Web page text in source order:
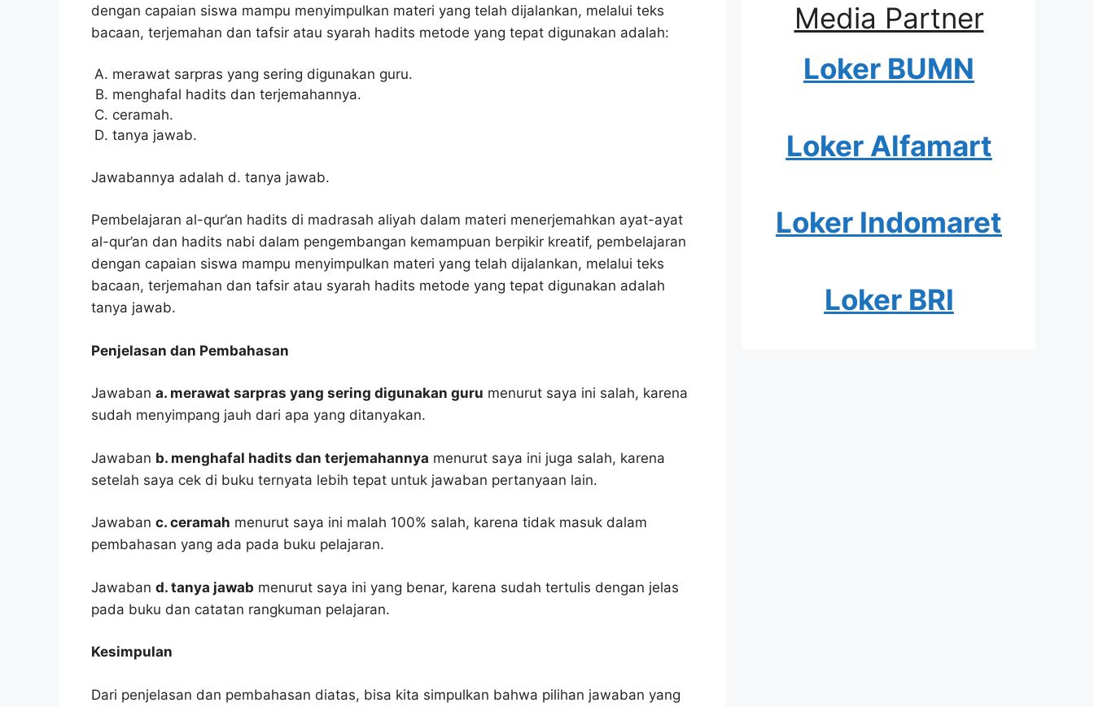
dengan capaian siswa mampu menyimpulkan materi yang telah dijalankan, melalui teks
bacaan, terjemahan dan tafsir atau syarah hadits metode yang tepat digunakan adalah:
merawat sarpras yang sering digunakan guru.
menghafal hadits dan terjemahannya.
ceramah.
tanya jawab.
Jawabannya adalah d. tanya jawab.
Pembelajaran al-qur’an hadits di madrasah aliyah dalam materi menerjemahkan ayat-ayat
al-qur’an dan hadits nabi dalam pengembangan kemampuan berpikir kreatif, pembelajaran
dengan capaian siswa mampu menyimpulkan materi yang telah dijalankan, melalui teks
bacaan, terjemahan dan tafsir atau syarah hadits metode yang tepat digunakan adalah
tanya jawab.
Penjelasan dan Pembahasan
Jawaban a. merawat sarpras yang sering digunakan guru menurut saya ini salah, karena
sudah menyimpang jauh dari apa yang ditanyakan.
Jawaban b. menghafal hadits dan terjemahannya menurut saya ini juga salah, karena
setelah saya cek di buku ternyata lebih tepat untuk jawaban pertanyaan lain.
Jawaban c. ceramah menurut saya ini malah 100% salah, karena tidak masuk dalam
pembahasan yang ada pada buku pelajaran.
Jawaban d. tanya jawab menurut saya ini yang benar, karena sudah tertulis dengan jelas
pada buku dan catatan rangkuman pelajaran.
Kesimpulan
Dari penjelasan dan pembahasan diatas, bisa kita simpulkan bahwa pilihan jawaban yang
Media Partner
Loker BUMN
Loker Alfamart
Loker Indomaret
Loker BRI